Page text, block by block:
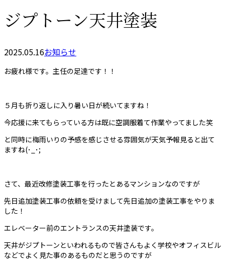
ジプトーン天井塗装
2025.05.16お知らせ
お疲れ様です。主任の足達です！！
５月も折り返しに入り暑い日が続いてますね！
今応援に来てもらっている方は既に空調服着て作業やってました笑
と同時に梅雨いりの予感を感じさせる雰囲気が天気予報見ると出て
ますね(･_･;
さて、最近改修塗装工事を行ったとあるマンションなのですが
先日追加塗装工事の依頼を受けまして先日追加の塗装工事をやりま
した！
エレベーター前のエントランスの天井塗装です。
天井がジプトーンといわれるもので皆さんもよく学校やオフィスビル
などでよく見た事のあるものだと思うのですが